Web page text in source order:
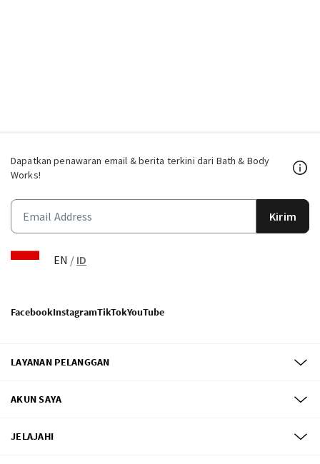
Dapatkan penawaran email & berita terkini dari Bath & Body
Works!
Kirim
EN / ID
FacebookInstagramTikTokYouTube
LAYANAN PELANGGAN
AKUN SAYA
JELAJAHI